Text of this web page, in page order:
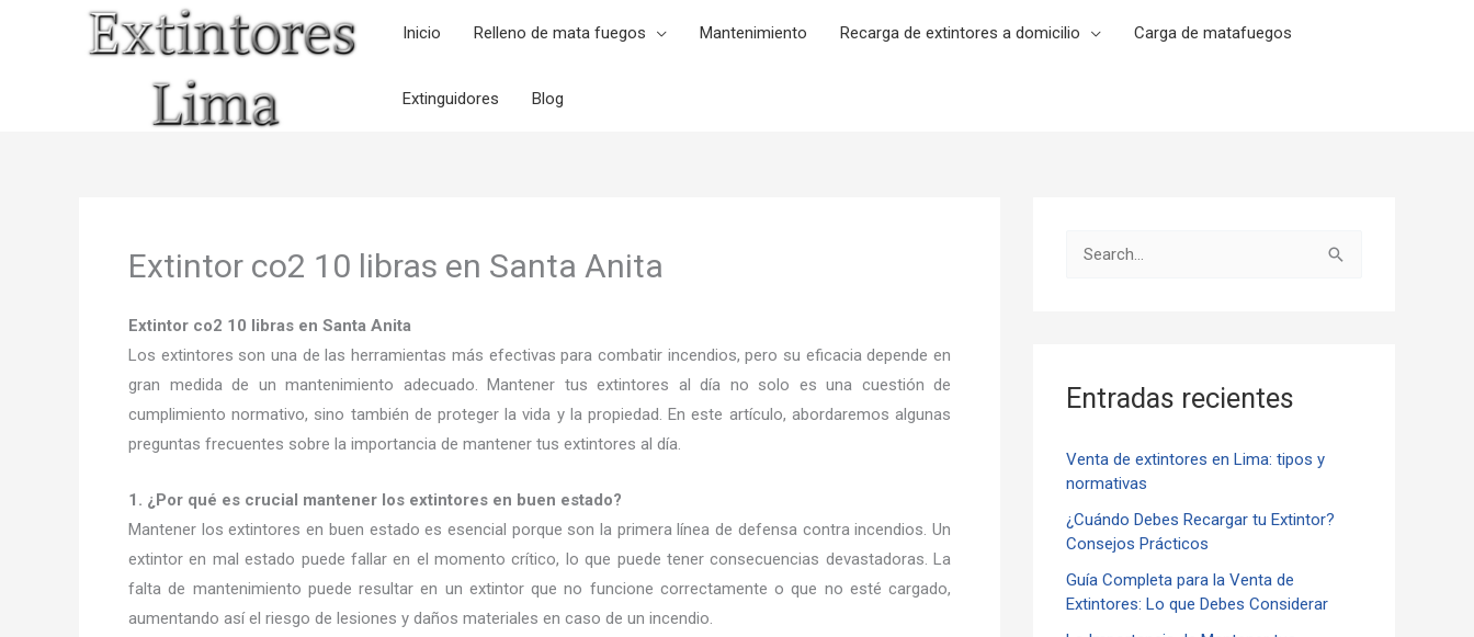
Inicio Relleno de mata fuegos Mantenimiento Recarga de extintores a domicilio Carga de matafuegos
Extinguidores Blog
Extintor co2 10 libras en Santa Anita
Extintor co2 10 libras en Santa Anita
Los extintores son una de las herramientas más efectivas para combatir incendios, pero su eficacia depende en
gran medida de un mantenimiento adecuado. Mantener tus extintores al día no solo es una cuestión de
cumplimiento normativo, sino también de proteger la vida y la propiedad. En este artículo, abordaremos algunas
preguntas frecuentes sobre la importancia de mantener tus extintores al día.
1. ¿Por qué es crucial mantener los extintores en buen estado?
Mantener los extintores en buen estado es esencial porque son la primera línea de defensa contra incendios. Un
extintor en mal estado puede fallar en el momento crítico, lo que puede tener consecuencias devastadoras. La
falta de mantenimiento puede resultar en un extintor que no funcione correctamente o que no esté cargado,
aumentando así el riesgo de lesiones y daños materiales en caso de un incendio.
a
p
o
r
Entradas recientes
Venta de extintores en Lima: tipos y
normativas
¿Cuándo Debes Recargar tu Extintor?
Consejos Prácticos
Guía Completa para la Venta de
Extintores: Lo que Debes Considerar